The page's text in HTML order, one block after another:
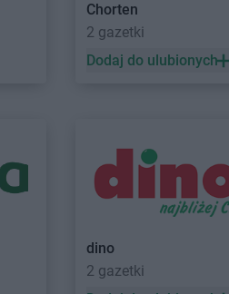
BRICOMARCHE
BRICOMARCHE
Odrą
BRICOMARCHE
Lubin
BRICOMARCHE Lubliniec
BRICOMARCHE
Chorten
2 gazetki
Dodaj do ulubionych
dino
2 gazetki